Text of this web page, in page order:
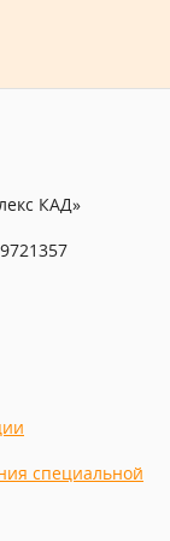
КАД»
специальной